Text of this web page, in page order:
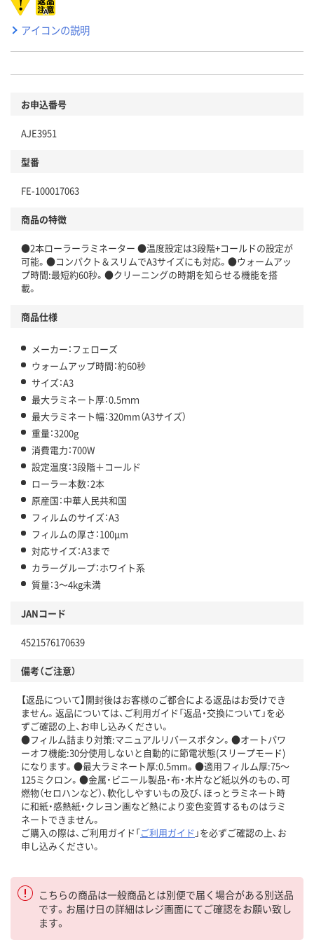
アイコンの説明
お申込番号
AJE3951
型番
FE-100017063
商品の特徴
●2本ローラーラミネーター ●温度設定は3段階+コールドの設定が
可能。●コンパクト＆スリムでA3サイズにも対応。●ウォームアッ
プ時間:最短約60秒。●クリーニングの時期を知らせる機能を搭
載。
商品仕様
メーカー：フェローズ
ウォームアップ時間：約60秒
サイズ：A3
最大ラミネート厚：0.5ｍｍ
最大ラミネート幅：320mm（A3サイズ）
重量：3200g
消費電力：700W
設定温度：3段階＋コールド
ローラー本数：2本
原産国：中華人民共和国
フィルムのサイズ：A3
フィルムの厚さ：100μm
対応サイズ：A3まで
カラーグループ：ホワイト系
質量：3～4kg未満
JANコード
4521576170639
備考（ご注意）
【返品について】開封後はお客様のご都合による返品はお受けでき
ません。返品については、ご利用ガイド「返品・交換について」を必
ずご確認の上、お申し込みください。
●フィルム詰まり対策:マニュアルリバースボタン。●オートパワ
ーオフ機能:30分使用しないと自動的に節電状態(スリープモード)
になります。●最大ラミネート厚:0.5mm。●適用フィルム厚:75～
125ミクロン。●金属・ビニール製品・布・木片など紙以外のもの、可
燃物（セロハンなど）、軟化しやすいもの及び、ほっとラミネート時
に和紙・感熱紙・クレヨン画など熱により変色変質するものはラミ
ネートできません。
ご購入の際は、ご利用ガイド「ご利用ガイド 」を必ずご確認の上、お
申し込みください。
こちらの商品は一般商品とは別便で届く場合がある別送品
です。お届け日の詳細はレジ画面にてご確認をお願い致し
ます。